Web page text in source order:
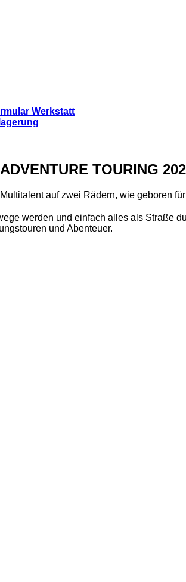
Werkstatt
TOURING
auf zwei Rädern, wie geboren
werden und einfach alles als Straße
und Abenteuer.